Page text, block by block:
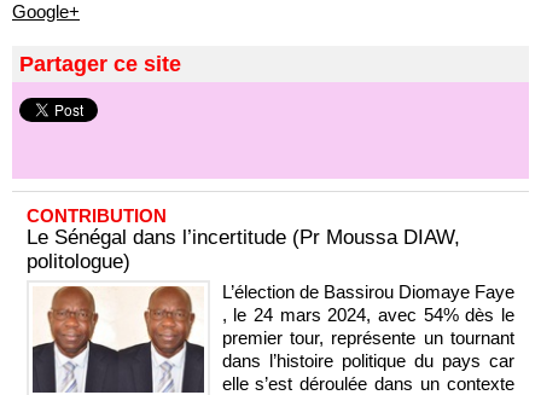
Google+
Partager ce site
CONTRIBUTION
Le Sénégal dans l’incertitude (Pr Moussa DIAW,
politologue)
L’élection de Bassirou Diomaye Faye
, le 24 mars 2024, avec 54% dès le
premier tour, représente un tournant
dans l’histoire politique du pays car
elle s’est déroulée dans un contexte